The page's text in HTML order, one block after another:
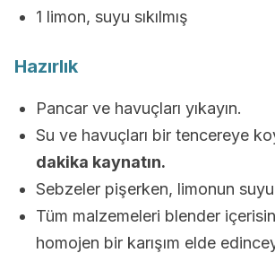
1 limon, suyu sıkılmış
Hazırlık
Pancar ve havuçları yıkayın.
Su ve havuçları bir tencereye
dakika kaynatın.
Sebzeler pişerken, limonun
Tüm malzemeleri blender
homojen bir karışım elde